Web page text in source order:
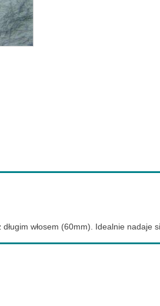
włosem (60mm). Idealnie nadaje